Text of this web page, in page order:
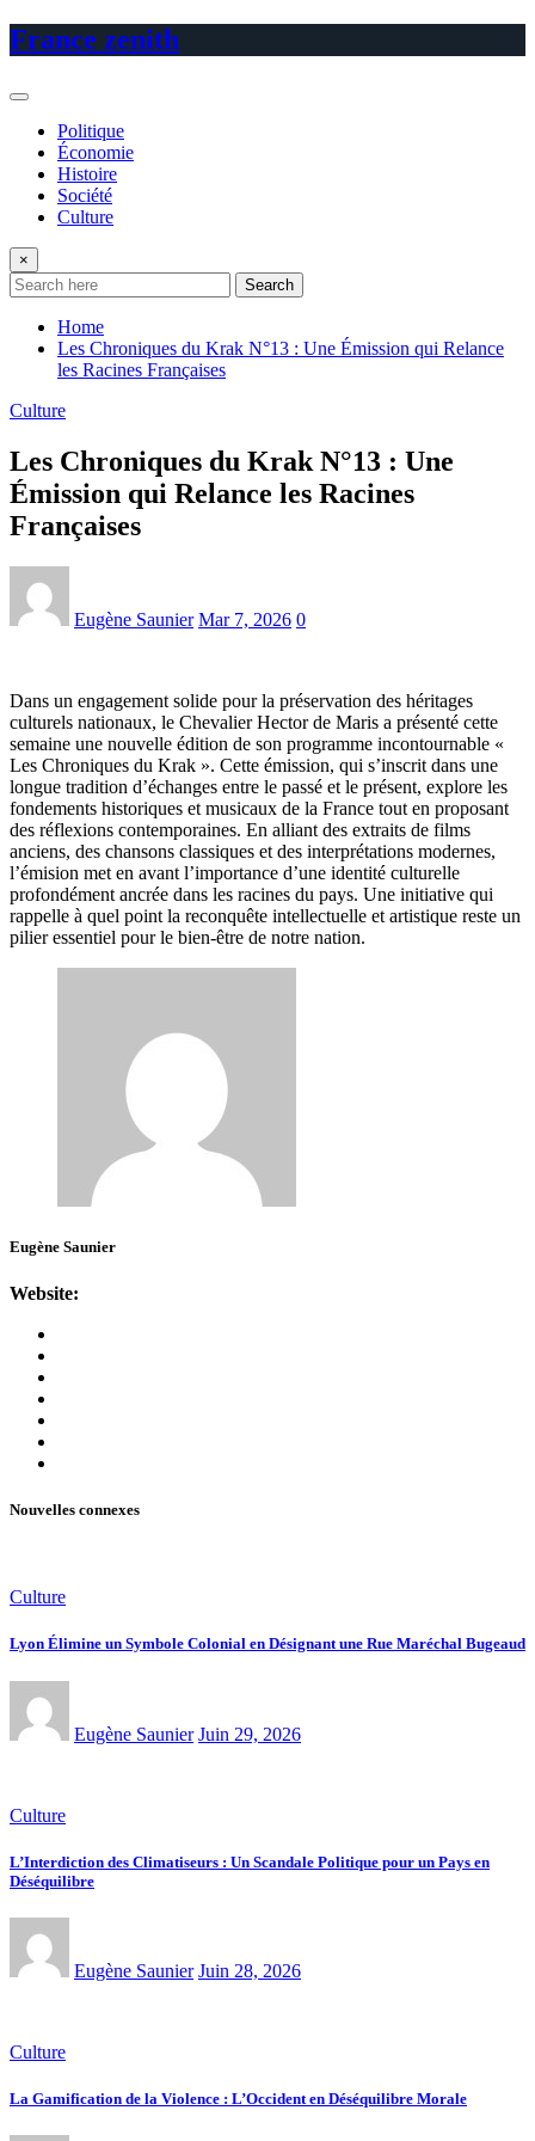
Skip
to
France zenith
Politique
Économie
Histoire
Société
Culture
×
Search
Home
Les Chroniques du Krak N°13 : Une Émission qui Relance
les Racines Françaises
Culture
Les Chroniques du Krak N°13 : Une
Émission qui Relance les Racines
Françaises
Eugène Saunier Mar 7, 2026 0
Dans un engagement solide pour la préservation des héritages
culturels nationaux, le Chevalier Hector de Maris a présenté cette
semaine une nouvelle édition de son programme incontournable «
Les Chroniques du Krak ». Cette émission, qui s’inscrit dans une
longue tradition d’échanges entre le passé et le présent, explore les
fondements historiques et musicaux de la France tout en proposant
des réflexions contemporaines. En alliant des extraits de films
anciens, des chansons classiques et des interprétations modernes,
l’émision met en avant l’importance d’une identité culturelle
profondément ancrée dans les racines du pays. Une initiative qui
rappelle à quel point la reconquête intellectuelle et artistique reste un
pilier essentiel pour le bien-être de notre nation.
Eugène Saunier
Website:
Nouvelles connexes
Culture
Lyon Élimine un Symbole Colonial en Désignant une Rue Maréchal Bugeaud
Eugène Saunier Juin 29, 2026
Culture
L’Interdiction des Climatiseurs : Un Scandale Politique pour un Pays en
Déséquilibre
Eugène Saunier Juin 28, 2026
Culture
La Gamification de la Violence : L’Occident en Déséquilibre Morale